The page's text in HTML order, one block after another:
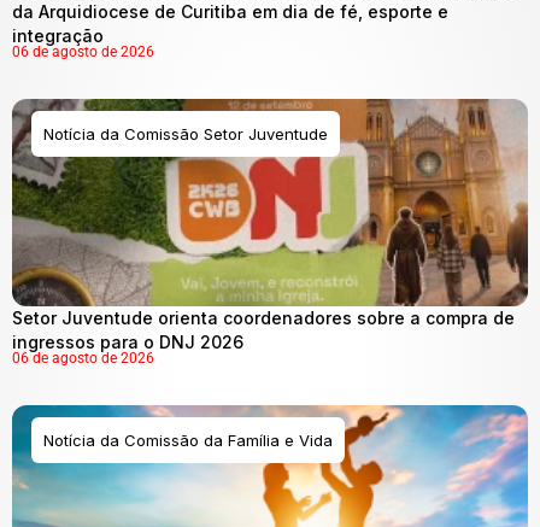
da Arquidiocese de Curitiba em dia de fé, esporte e
integração
06 de agosto de 2026
Notícia da Comissão Setor Juventude
Setor Juventude orienta coordenadores sobre a compra de
ingressos para o DNJ 2026
06 de agosto de 2026
Notícia da Comissão da Família e Vida